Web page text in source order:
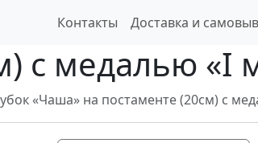
Контакты Доставка и
с медалью «I
«Чаша» на постаменте (20см) с